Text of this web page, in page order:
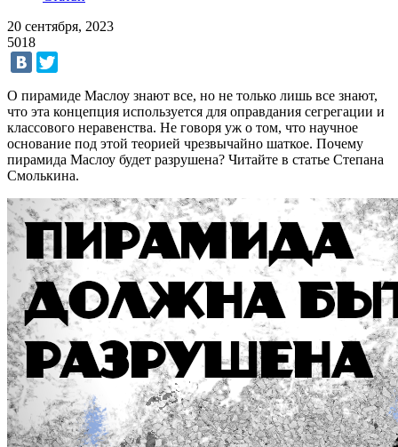
20 сентября, 2023
5018
О пирамиде Маслоу знают все, но не только лишь все знают,
что эта концепция используется для оправдания сегрегации и
классового неравенства. Не говоря уж о том, что научное
основание под этой теорией чрезвычайно шаткое. Почему
пирамида Маслоу будет разрушена? Читайте в статье Степана
Смолькина.